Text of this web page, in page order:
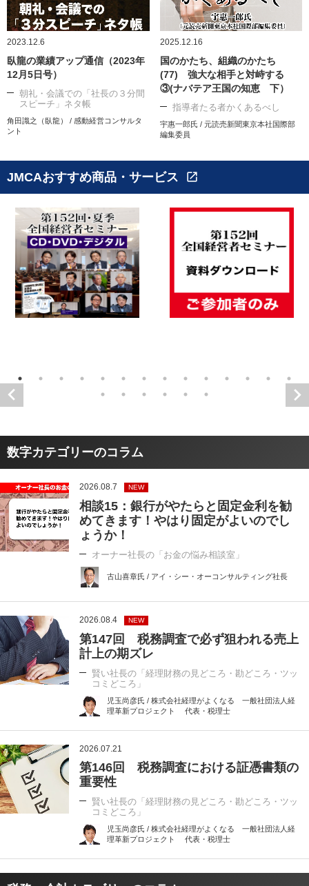
2023.12.6
臥龍の業績アップ通信（2023年
12月5日号）
朝礼・会議での「社長の３分間
スピーチ」ネタ帳
角田識之（臥龍） / 感動経営コンサルタ
ント
2025.12.16
国のかたち、組織のかたち
(77) 強大な相手と対峙する
③(ナバテア王国の知恵 下）
指導者たる者かくあるべし
宇惠一郎氏 / 元読売新聞東京本社国際部
編集委員
JMCAおすすめ商品・サービス open_in_new
数字カテゴリーのコラム
2026.08.7 NEW
相談15：銀行がやたらと固定金利を勧
めてきます！やはり固定がよいのでし
ょうか！
オーナー社長の「お金の悩み相談室」
古山喜章氏 / アイ・シー・オーコンサルティング社長
2026.08.4 NEW
第147回 税務調査で必ず狙われる売上
計上の期ズレ
賢い社長の「経理財務の見どころ・勘どころ・ツッ
コミどころ」
児玉尚彦氏 / 株式会社経理がよくなる 一般社団法人経
理革新プロジェクト 代表・税理士
2026.07.21
第146回 税務調査における証憑書類の
重要性
賢い社長の「経理財務の見どころ・勘どころ・ツッ
コミどころ」
児玉尚彦氏 / 株式会社経理がよくなる 一般社団法人経
理革新プロジェクト 代表・税理士